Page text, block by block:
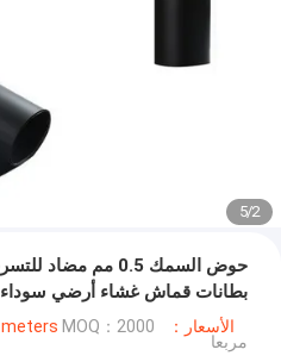
2
/
5
بطانات قماش غشاء أرضي سوداء
الأسعار：USD 0.45-1.75 square meters
مربعا